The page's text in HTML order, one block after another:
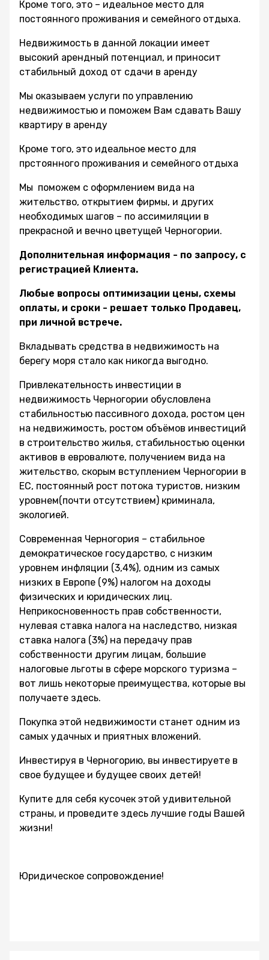
Кроме того, это – идеальное место для
постоянного проживания и семейного отдыха.
Недвижимость в данной локации имеет
высокий арендный потенциал, и приносит
стабильный доход от сдачи в аренду
Мы оказываем услуги по управлению
недвижимостью и поможем Вам сдавать Вашу
квартиру в аренду
Кроме того, это идеальное место для
прстоянного проживания и семейного отдыха
Мы поможем с оформлением вида на
жительство, открытием фирмы, и других
необходимых шагов – по ассимиляции в
прекрасной и вечно цветущей Черногории.
Дополнительная информация - по запросу, с
регистрацией Клиента.
Любые вопросы оптимизации цены, схемы
оплаты, и сроки - решает только Продавец,
при личной встрече.
Вкладывать средства в недвижимость на
берегу моря стало как никогда выгодно.
Привлекательность инвестиции в
недвижимость Черногории обусловлена
стабильностью пассивного дохода, ростом цен
на недвижимость, ростом объёмов инвестиций
в строительство жилья, стабильностью оценки
активов в евровалюте, получением вида на
жительство, скорым вступлением Черногории в
ЕС, постоянный рост потока туристов, низким
уровнем(почти отсутствием) криминала,
экологией.
Современная Черногория – стабильное
демократическое государство, с низким
уровнем инфляции (3,4%), одним из самых
низких в Европе (9%) налогом на доходы
физических и юридических лиц.
Неприкосновенность прав собственности,
нулевая ставка налога на наследство, низкая
ставка налога (3%) на передачу прав
собственности другим лицам, большие
налоговые льготы в сфере морского туризма –
вот лишь некоторые преимущества, которые вы
получаете здесь.
Покупка этой недвижимости станет одним из
самых удачных и приятных вложений.
Инвестируя в Черногорию, вы инвестируете в
свое будущее и будущее своих детей!
Купите для себя кусочек этой удивительной
страны, и проведите здесь лучшие годы Вашей
жизни!
Юридическое сопровождение!